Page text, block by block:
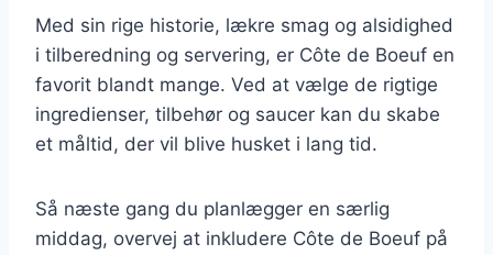
Med sin rige historie, lækre smag og alsidighed
i tilberedning og servering, er Côte de Boeuf en
favorit blandt mange. Ved at vælge de rigtige
ingredienser, tilbehør og saucer kan du skabe
et måltid, der vil blive husket i lang tid.
Så næste gang du planlægger en særlig
middag, overvej at inkludere Côte de Boeuf på